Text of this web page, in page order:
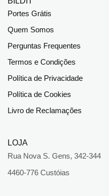
Portes Grátis
Quem Somos
Perguntas Frequentes
Termos e Condições
Política de Privacidade
Política de Cookies
Livro de Reclamações
LOJA
Rua Nova S. Gens, 342-344
4460-776 Custóias